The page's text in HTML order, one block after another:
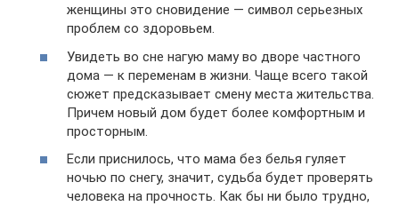
женщины это сновидение — символ серьезных
проблем со здоровьем.
Увидеть во сне нагую маму во дворе частного
дома — к переменам в жизни. Чаще всего такой
сюжет предсказывает смену места жительства.
Причем новый дом будет более комфортным и
просторным.
Если приснилось, что мама без белья гуляет
ночью по снегу, значит, судьба будет проверять
человека на прочность. Как бы ни было трудно,